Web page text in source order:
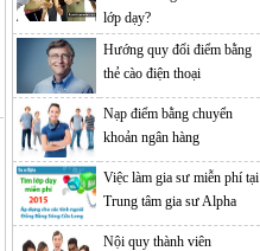
lớp dạy?
Hướng quy đổi điểm bằng
thẻ cào điện thoại
Nạp điểm bằng chuyển
khoản ngân hàng
Việc làm gia sư miễn phí tại
Trung tâm gia sư Alpha
Nội quy thành viên